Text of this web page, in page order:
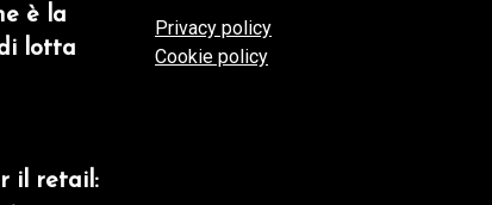
è la
lotta
il retail:
Privacy policy
Cookie policy